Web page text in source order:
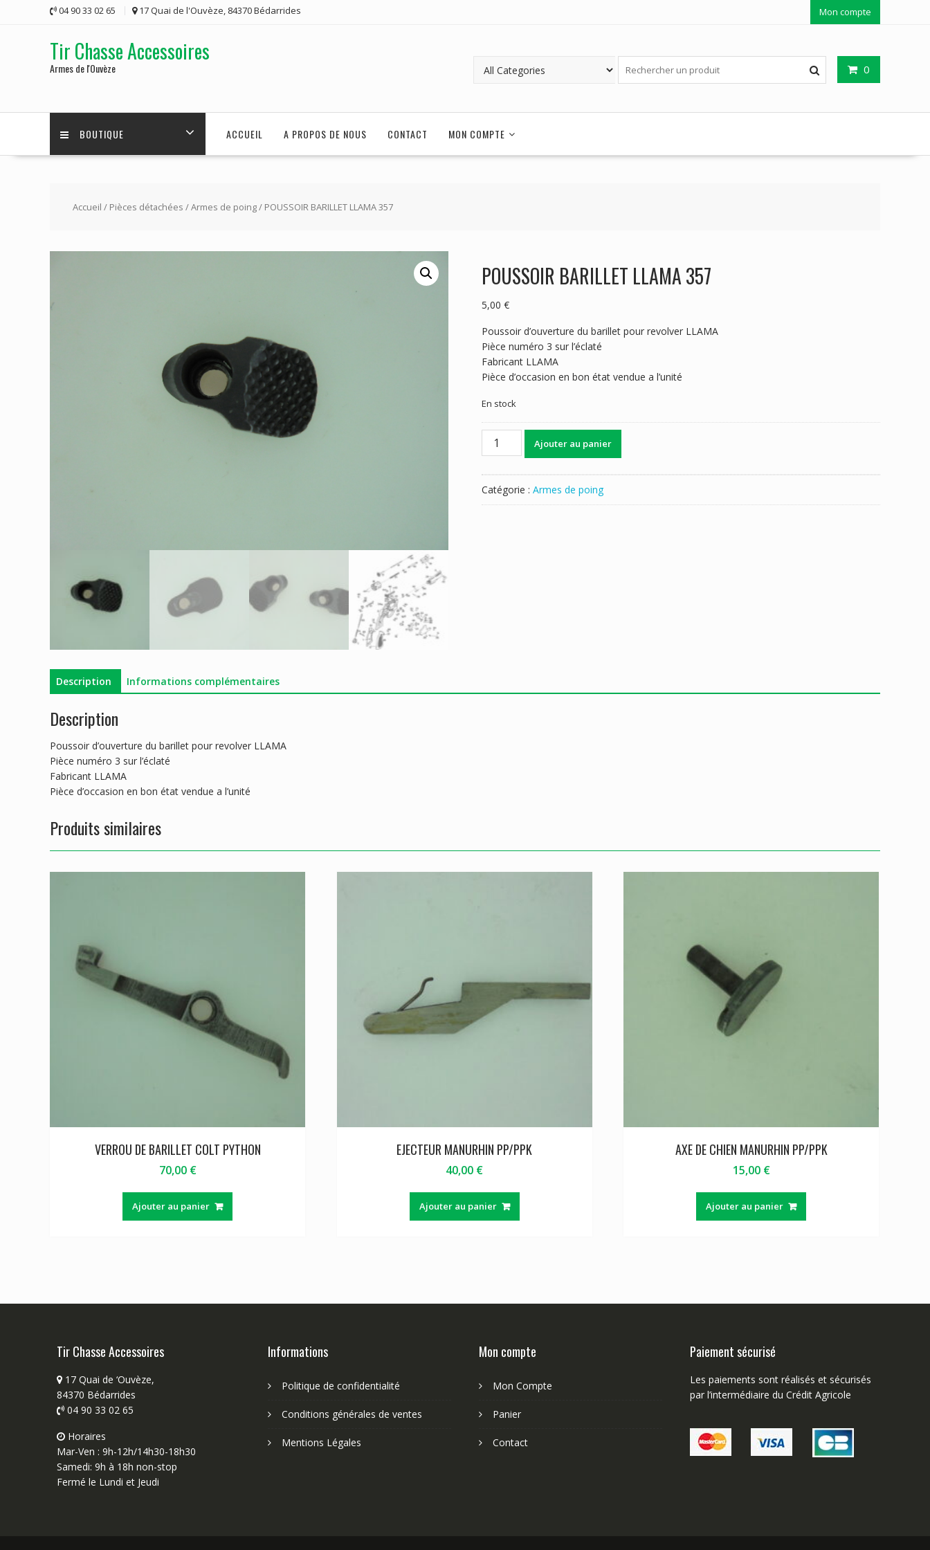
04 90 33 02 65 17 Quai de l'Ouvèze, 84370 Bédarrides Mon compte
Tir Chasse Accessoires
Armes de l'Ouvèze 0
BOUTIQUE ACCUEIL A PROPOS DE NOUS CONTACT MON COMPTE
Accueil / Pièces détachées /Armes de poing/ POUSSOIR BARILLET LLAMA 357
POUSSOIR BARILLET LLAMA 357
5,00 €
Poussoir d’ouverture du barillet pour revolver LLAMA
Pièce numéro 3 sur l’éclaté
Fabricant LLAMA
Pièce d’occasion en bon état vendue a l’unité
En stock
quantité
LLAMA
Ajouter au panier
Catégorie : Armes de poing
Description Informations complémentaires
Description
Poussoir d’ouverture du barillet pour revolver LLAMA
Pièce numéro 3 sur l’éclaté
Fabricant LLAMA
Pièce d’occasion en bon état vendue a l’unité
Produits similaires
VERROU DE BARILLET COLT PYTHON
70,00 €
Ajouter au panier
EJECTEUR MANURHIN PP/PPK
40,00 €
Ajouter au panier
AXE DE CHIEN MANURHIN PP/PPK
15,00 €
Ajouter au panier
Tir Chasse Accessoires
17 Quai de ‘Ouvèze,
84370 Bédarrides
04 90 33 02 65
Horaires
Mar-Ven : 9h-12h/14h30-18h30
Samedi: 9h à 18h non-stop
Fermé le Lundi et Jeudi
Informations
Politique de confidentialité
Conditions générales de ventes
Mentions Légales
Mon compte
Mon Compte
Panier
Contact
Paiement sécurisé
Les paiements sont réalisés et sécurisés
par l’intermédiaire du Crédit Agricole